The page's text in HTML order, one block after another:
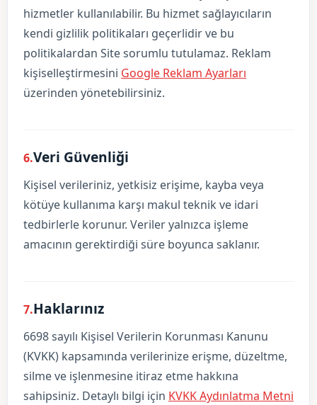
hizmetler kullanılabilir. Bu hizmet sağlayıcıların
kendi gizlilik politikaları geçerlidir ve bu
politikalardan Site sorumlu tutulamaz. Reklam
kişiselleştirmesini Google Reklam Ayarları
üzerinden yönetebilirsiniz.
6.Veri Güvenliği
Kişisel verileriniz, yetkisiz erişime, kayba veya
kötüye kullanıma karşı makul teknik ve idari
tedbirlerle korunur. Veriler yalnızca işleme
amacının gerektirdiği süre boyunca saklanır.
7.Haklarınız
6698 sayılı Kişisel Verilerin Korunması Kanunu
(KVKK) kapsamında verilerinize erişme, düzeltme,
silme ve işlenmesine itiraz etme hakkına
sahipsiniz. Detaylı bilgi için KVKK Aydınlatma Metni